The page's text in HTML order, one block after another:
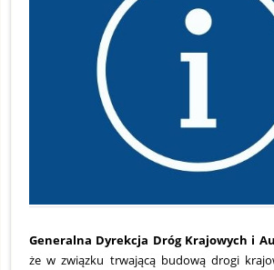
Generalna Dyrekcja Dróg Krajowych i
że w związku trwającą budową drogi